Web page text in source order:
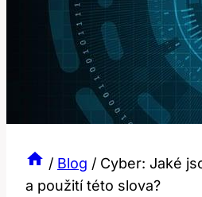
/ Blog / Cyber: Jaké
a použití této slova?